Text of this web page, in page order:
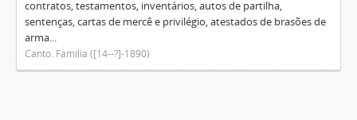
contratos, testamentos, inventários, autos de partilha,
sentenças, cartas de mercê e privilégio, atestados de brasões de
arma...
Canto. Família ([14--?]-1890)